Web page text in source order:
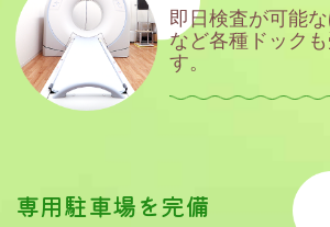
即日検査が可能
など各種ドック
す。
専用駐車場を完備